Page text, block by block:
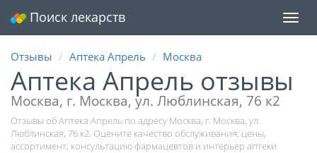
Поиск лекарств
Отзывы Аптека Апрель Москва
Аптека Апрель отзывы
Москва, г. Москва, ул. Люблинская, 76 к2
Отзывы об Аптека Апрель по адресу Москва, г. Москва, ул.
Люблинская, 76 к2. Оцените качество обслуживания: цены,
ассортимент, консультацию фармацевтов и интерьер аптеки